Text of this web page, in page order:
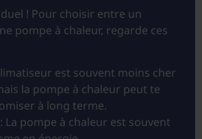
duel ! Pour choisir entre un
pompe à chaleur, regarde ces
est souvent moins cher
la pompe à chaleur peut te
à long terme.
: La pompe à chaleur est souvent